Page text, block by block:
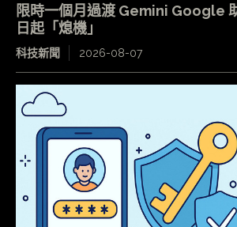
限時一個月過渡 Gemini Google
日起「熄機」
科技新聞 2026-08-07